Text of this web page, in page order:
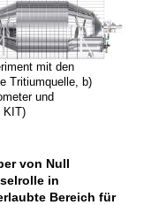
mit den
Tritiumquelle, b)
und
KIT)
von Null
in
Bereich für